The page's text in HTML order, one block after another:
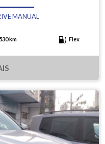
MANUAL
km Flex